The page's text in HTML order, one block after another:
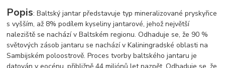
Popis: Baltský jantar představuje typ mineralizované pryskyřice
s vyšším, až 8% podílem kyseliny jantarové, jehož největší
naleziště se nachází v Baltském regionu. Odhaduje se, že 90 %
světových zásob jantaru se nachází v Kaliningradské oblasti na
Sambijském poloostrově. Proces tvorby baltského jantaru je